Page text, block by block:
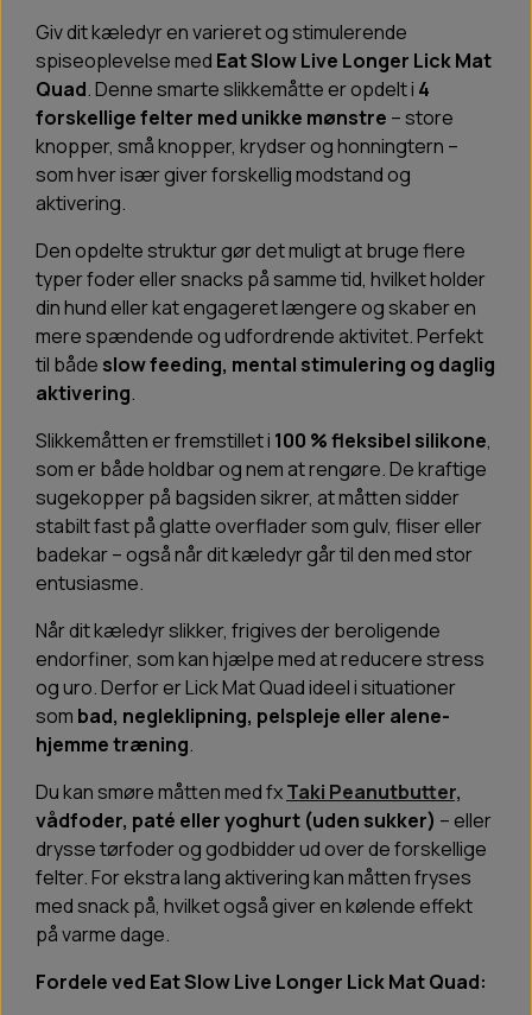
Giv dit kæledyr en varieret og stimulerende
spiseoplevelse med Eat Slow Live Longer Lick Mat
Quad. Denne smarte slikkemåtte er opdelt i 4
forskellige felter med unikke mønstre – store
knopper, små knopper, krydser og honningtern –
som hver især giver forskellig modstand og
aktivering.
Den opdelte struktur gør det muligt at bruge flere
typer foder eller snacks på samme tid, hvilket holder
din hund eller kat engageret længere og skaber en
mere spændende og udfordrende aktivitet. Perfekt
til både slow feeding, mental stimulering og daglig
aktivering.
Slikkemåtten er fremstillet i 100 % fleksibel silikone,
som er både holdbar og nem at rengøre. De kraftige
sugekopper på bagsiden sikrer, at måtten sidder
stabilt fast på glatte overflader som gulv, fliser eller
badekar – også når dit kæledyr går til den med stor
entusiasme.
Når dit kæledyr slikker, frigives der beroligende
endorfiner, som kan hjælpe med at reducere stress
og uro. Derfor er Lick Mat Quad ideel i situationer
som bad, negleklipning, pelspleje eller alene-
hjemme træning.
Du kan smøre måtten med fxTaki Peanutbutter,
vådfoder, paté eller yoghurt (uden sukker) – eller
drysse tørfoder og godbidder ud over de forskellige
felter. For ekstra lang aktivering kan måtten fryses
med snack på, hvilket også giver en kølende effekt
på varme dage.
Fordele ved Eat Slow Live Longer Lick Mat Quad: